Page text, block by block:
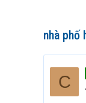
nhà phố
C